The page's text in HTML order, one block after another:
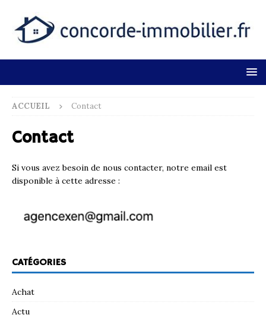
ACCUEIL Contact
Contact
Si vous avez besoin de nous contacter, notre email est
disponible à cette adresse :
CATÉGORIES
Achat
Actu